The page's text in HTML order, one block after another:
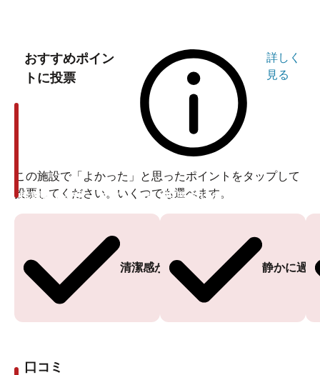
おすすめポイン
トに投票
詳しく
見る
この施設で「よかった」と思ったポイントをタップして
投票してください。いくつでも選べます。
清潔感がある
投票ありがとうございます
静かに過
投票ありがとうございます
口コミ